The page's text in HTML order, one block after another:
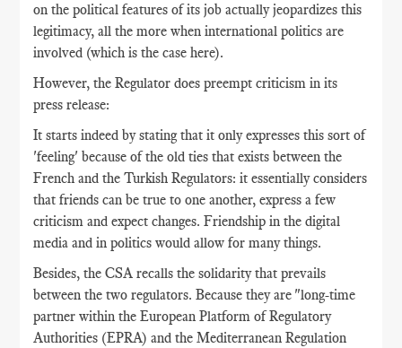
on the political features of its job actually jeopardizes this
legitimacy, all the more when international politics are
involved (which is the case here).
However, the Regulator does preempt criticism in its
press release:
It starts indeed by stating that it only expresses this sort of
'feeling' because of the old ties that exists between the
French and the Turkish Regulators: it essentially considers
that friends can be true to one another, express a few
criticism and expect changes. Friendship in the digital
media and in politics would allow for many things.
Besides, the CSA recalls the solidarity that prevails
between the two regulators. Because they are "long-time
partner within the European Platform of Regulatory
Authorities (EPRA) and the Mediterranean Regulation